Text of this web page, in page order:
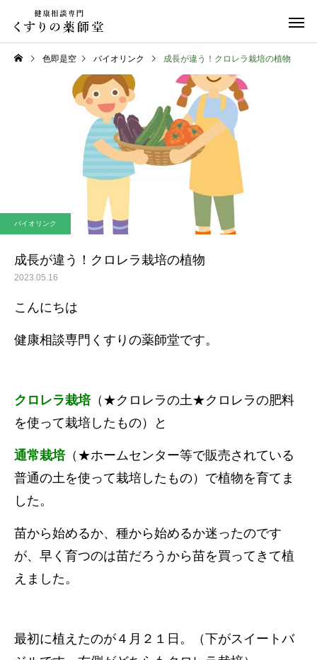
日常のこと
令和８年熊本地震
お知らせ
お盆期間中のご相談に
て
色即是空 バイオリンク 成長が違う！クロレラ栽培の植物
バイオリンク
成長が違う！クロレラ栽培の植物
2023.05.16
こんにちは
健康相談専門くすりの薬師堂です。
クロレラ栽培（★クロレラの土★クロレラの肥料
を使って栽培したもの）と
通常栽培（★ホームセンター等で販売されている
普通の土を使って栽培したもの）で植物を育てま
した。
苗から始めるか、種から始めるか迷ったのです
が、早く育つのは苗だろうから苗を買ってきて植
えました。
最初に植えたのが４月２１日。（下がスイートバ